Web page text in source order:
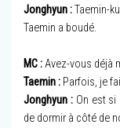
Jonghyun :Taemin-
Taemin a boudé.
MC :Avez-vous déjà
Taemin : Parfois, je
Jonghyun : On est
de dormir à côté de